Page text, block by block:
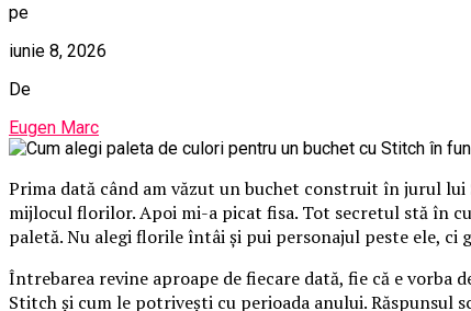
pe
iunie 8, 2026
De
Eugen Marc
Prima dată când am văzut un buchet construit în jurul
mijlocul florilor. Apoi mi-a picat fisa. Tot secretul stă în
paletă. Nu alegi florile întâi și pui personajul peste ele,
Întrebarea revine aproape de fiecare dată, fie că e vorba
Stitch și cum le potrivești cu perioada anului.